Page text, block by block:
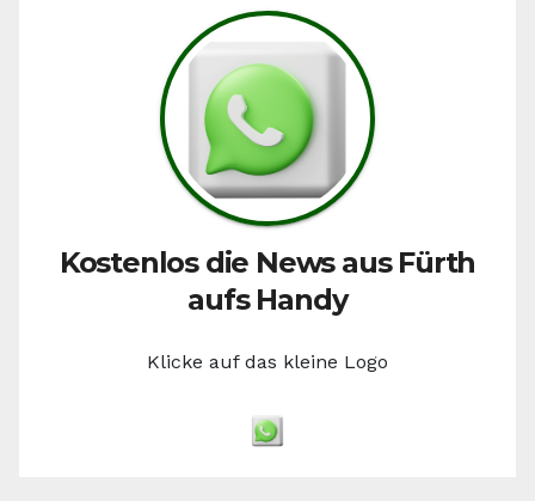
Kostenlos die News aus Fürth
aufs Handy
Klicke auf das kleine Logo